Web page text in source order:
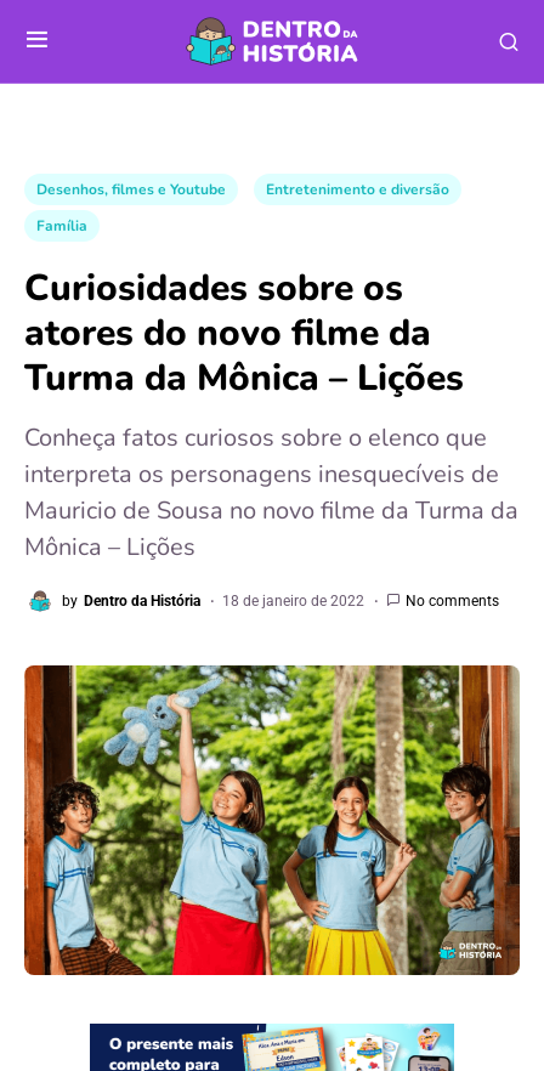
Desenhos, filmes e Youtube
Entretenimento e diversão
Família
Curiosidades sobre os
atores do novo filme da
Turma da Mônica – Lições
Conheça fatos curiosos sobre o elenco que
interpreta os personagens inesquecíveis de
Mauricio de Sousa no novo filme da Turma da
Mônica – Lições
by Dentro da História 18 de janeiro de 2022 No comments